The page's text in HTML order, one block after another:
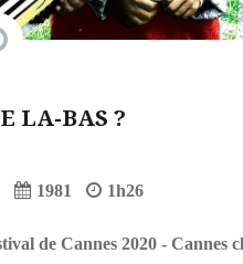
LA-BAS ?
1981
1h26
de Cannes 2020 - Cannes